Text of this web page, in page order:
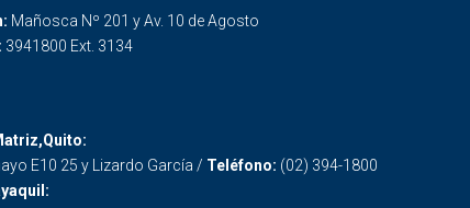
Mañosca Nº 201 y Av. 10 de Agosto
3941800 Ext. 3134
E10 25 y Lizardo García / Teléfono: (02) 394-1800